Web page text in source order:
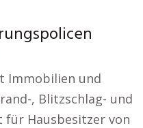
Immobilien und
, Blitzschlag- und
für Hausbesitzer von